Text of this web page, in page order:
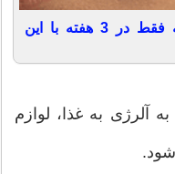
کاهش چشمگیر جای زخم و بخیه فقط در 3 هفته با این
آلرژی به غذا، لوازم